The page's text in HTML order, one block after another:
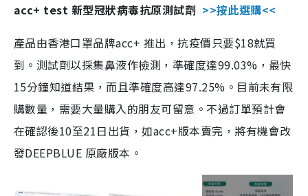
acc+ test 新型冠狀病毒抗原測試劑 >>按此選購<<
產品由香港口罩品牌acc+ 推出，抗疫價只要$18就買
到。測試劑以採集鼻液作檢測，準確度達99.03%，最快
15分鐘知道結果，而且準確度高達97.25%。目前未有限
購數量，需要大量購入的朋友可留意。不過訂單預計會
在確認後10至21日出貨，如acc+版本賣完，將有機會改
發DEEPBLUE 原廠版本。